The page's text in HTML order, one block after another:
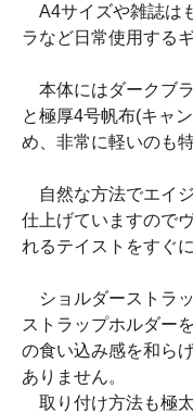
A4サイズや雑誌は
ラなど日常使用する
本体にはダークブ
と極厚4号帆布(キャ
め、非常に軽いのも特
自然な方法でエイ
仕上げていますので
れるテイストをすぐ
ショルダーストラ
ストラップホルダー
の食い込み感を和ら
ありません。
取り付け方法も極